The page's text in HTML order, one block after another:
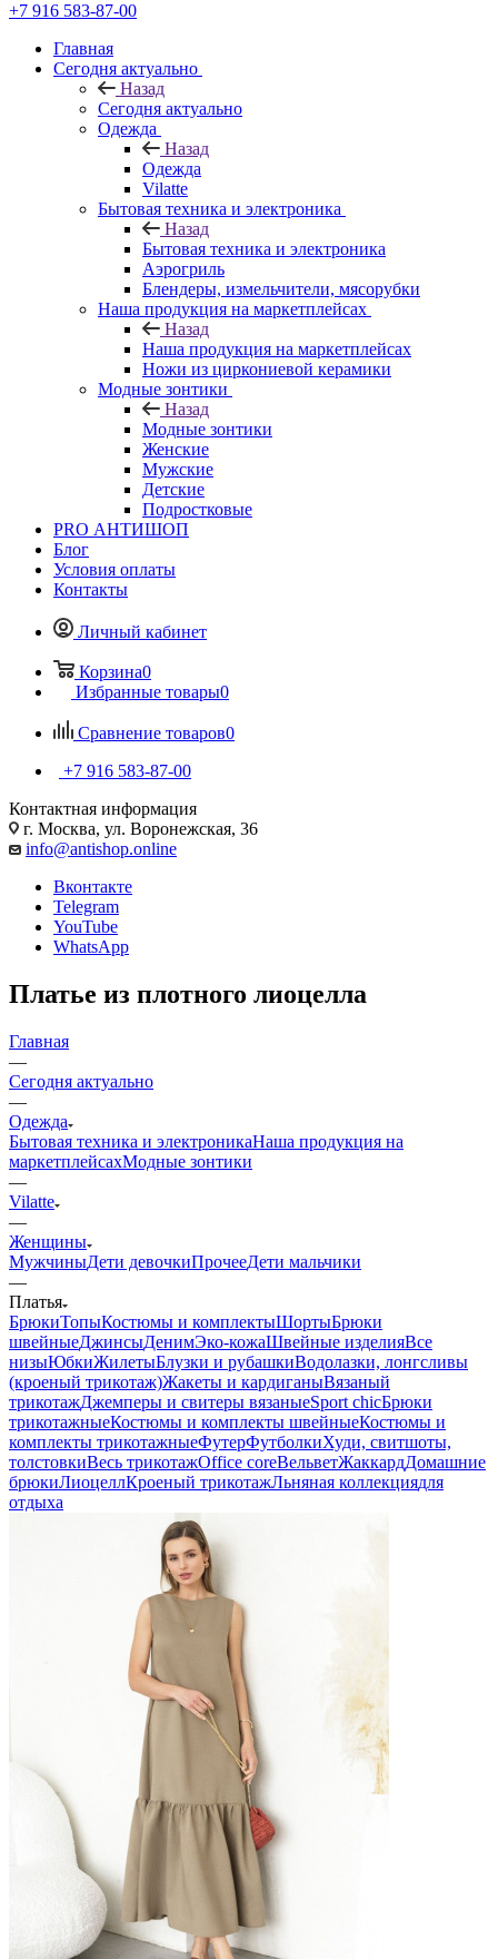
+7 916 583-87-00
Главная
Сегодня актуально
Назад
Сегодня актуально
Одежда
Назад
Одежда
Vilatte
Бытовая техника и электроника
Назад
Бытовая техника и электроника
Аэрогриль
Блендеры, измельчители, мясорубки
Наша продукция на маркетплейсах
Назад
Наша продукция на маркетплейсах
Ножи из циркониевой керамики
Модные зонтики
Назад
Модные зонтики
Женские
Мужские
Детские
Подростковые
PRO АНТИШОП
Блог
Условия оплаты
Контакты
Личный кабинет
Корзина0
Избранные товары0
Сравнение товаров0
+7 916 583-87-00
Контактная информация
г. Москва, ул. Воронежская, 36
info@antishop.online
Вконтакте
Telegram
YouTube
WhatsApp
Платье из плотного лиоцелла
Главная
—
Сегодня актуально
—
Одежда
Бытовая техника и электроникаНаша продукция на
маркетплейсахМодные зонтики
—
Vilatte
—
Женщины
МужчиныДети девочкиПрочееДети мальчики
—
Платья
БрюкиТопыКостюмы и комплектыШортыБрюки
швейныеДжинсыДенимЭко-кожаШвейные изделияВсе
низыЮбкиЖилетыБлузки и рубашкиВодолазки, лонгсливы
(кроеный трикотаж)Жакеты и кардиганыВязаный
трикотажДжемперы и свитеры вязаныеSport chicБрюки
трикотажныеКостюмы и комплекты швейныеКостюмы и
комплекты трикотажныеФутерФутболкиХуди, свитшоты,
толстовкиВесь трикотажOffice coreВельветЖаккардДомашние
брюкиЛиоцеллКроеный трикотажЛьняная коллекциядля
отдыха